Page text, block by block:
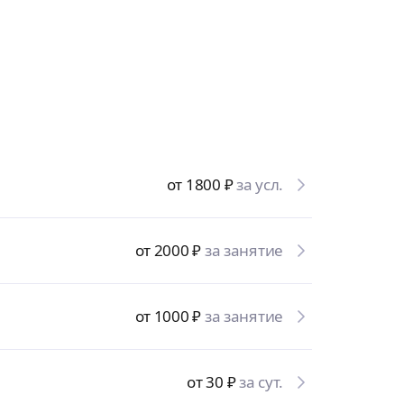
от 1800 ₽за усл.
от 2000₽за занятие
от 1000₽за занятие
от 30 ₽за сут.